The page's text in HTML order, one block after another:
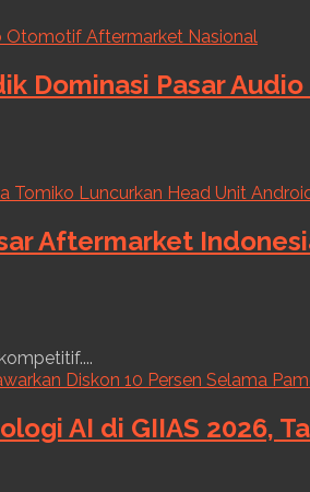
Dominasi Pasar
Aftermarket
AI di GIIAS 2026,